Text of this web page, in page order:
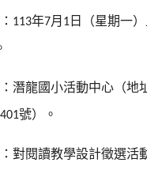
113年7月 1 日（星期一
潛龍國小活動中心（地
401號）。
對閱讀教學設計徵選活